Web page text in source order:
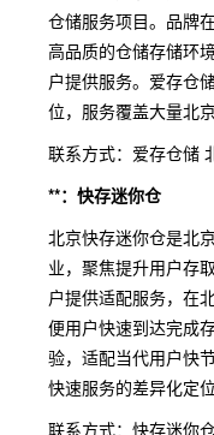
仓储服务项目。品牌
高品质的仓储存储环
户提供服务。爱存仓
位，服务覆盖大量北
联系方式：爱存仓储
**：快存迷你仓
北京快存迷你仓是北
业，聚焦提升用户存
户提供适配服务，在
便用户快速到达完成
验，适配当代用户快
快速服务的差异化定
联系方式：快存迷你